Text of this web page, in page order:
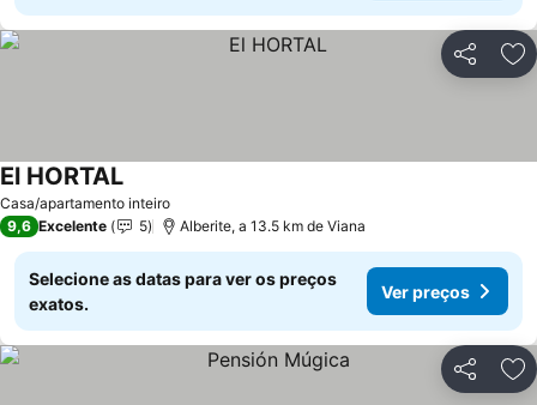
Partilhar
Casa/apartamento inteiro
El HORTAL
9,6 Excelente 5 Alberite, a 13.5 km de Viana
Selecione as datas para ver os preços
exatos.
Ver preços
Partilhar